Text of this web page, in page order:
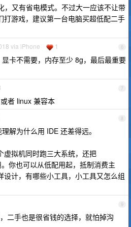
，又有省电模式。不过大一应该不让带
打游戏，建议第一台电脑买超低配二手
6
via iPhone 1
卡不需要，内存至少 8g，最后最重要
7
者 linux 兼容本
8
解为什么用 IDE 还差得远。
虚拟机同时跑三大系统，还把
你也可以从低配用起，抵制消费主
设计，有哪些小工具，小工具又怎么组
9
二手也是很省钱的选择，就怕掉沟